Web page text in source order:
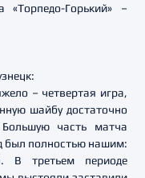
– четвертая игра,
шайбу достаточно
часть матча
был полностью нашим:
В третьем периоде